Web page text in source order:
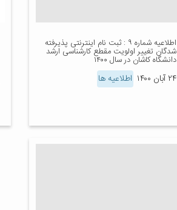
اطلاعیه شماره ۹ : ثبت نام اینترنتی پذیرفته
شدگان تغییر اولویت مقطع کارشناسی ارشد
دانشگاه کاشان در سال ۱۴۰۰
۲۴ آبان ۱۴۰۰ اطلاعیه ها